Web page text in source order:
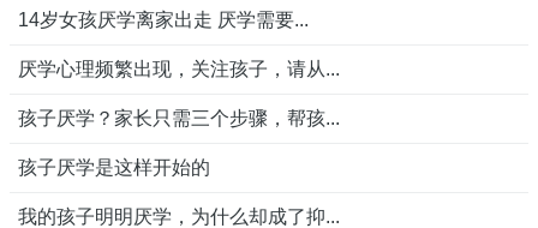
14岁女孩厌学离家出走 厌学需要...
厌学心理频繁出现，关注孩子，请从...
孩子厌学？家长只需三个步骤，帮孩...
孩子厌学是这样开始的
我的孩子明明厌学，为什么却成了抑...